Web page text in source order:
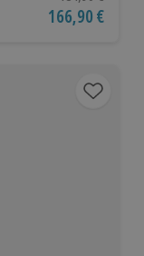
Bewertungen
Aktueller Preis
166,90 €